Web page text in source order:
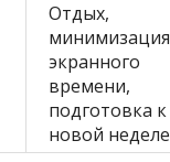
Отдых,
минимизация
экранного
времени,
подготовка к
новой неделе